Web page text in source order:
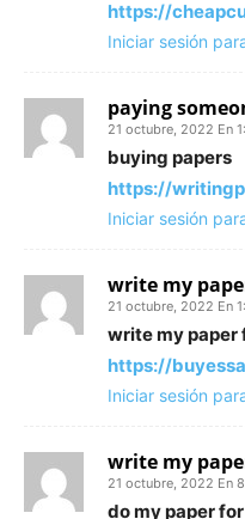
https://
Iniciar sesión
paying
21 octubre, 2022 En
buying papers
https://
Iniciar sesión
write my
21 octubre, 2022 En
write my paper
https://
Iniciar sesión
write my
21 octubre, 2022 En
do my paper